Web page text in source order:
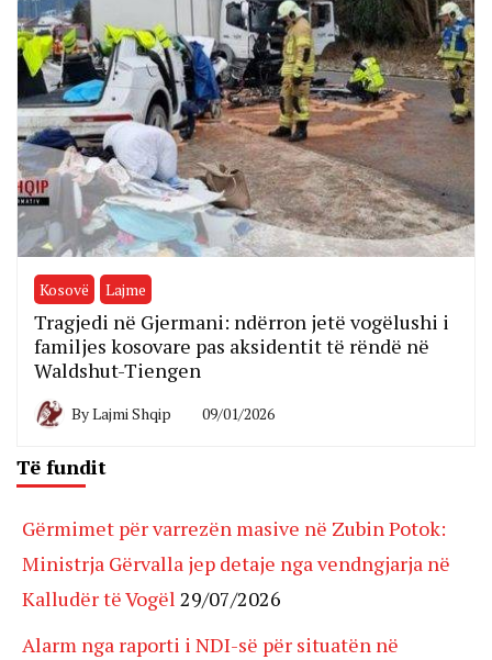
Kosovë Lajme
Tragjedi në Gjermani: ndërron jetë vogëlushi i
familjes kosovare pas aksidentit të rëndë në
Waldshut-Tiengen
ByLajmi Shqip 09/01/2026
Të fundit
Gërmimet për varrezën masive në Zubin Potok:
Ministrja Gërvalla jep detaje nga vendngjarja në
Kalludër të Vogël 29/07/2026
Alarm nga raporti i NDI-së për situatën në